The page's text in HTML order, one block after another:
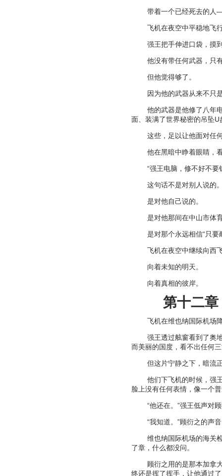
带着一个已经死去的人
飞机在夜空中平稳地飞
强王把手伸进口袋，摸
他没有带任何武器，只
但他觉得够了。
因为他的武器从来不只
他的武器是他修了八年
面、装满了世界秘密的吊坠U
这些，足以让他面对任
他在黑暗中睁着眼睛，
“强王电脑，修不好不要
这句话不是对别人说的
是对他自己说的。
是对他那间在中山市体
是对那个永远相信“只要
飞机在夜空中继续向西
向着未知的明天。
向着真相的彼岸。
第十二
飞机在维也纳国际机场
强王透过舷窗看到了奥
而美丽的国度，看不出任何
但这片宁静之下，暗流
他们下飞机的时候，强
脸上没有任何表情，像一个
“他还在。 ”强王低声对
“我知道。 ”顾衍之的声
维也纳国际机场的海关
了章，什么都没问。
顾衍之用的是那本加拿
终还是挥了挥手，让他通过